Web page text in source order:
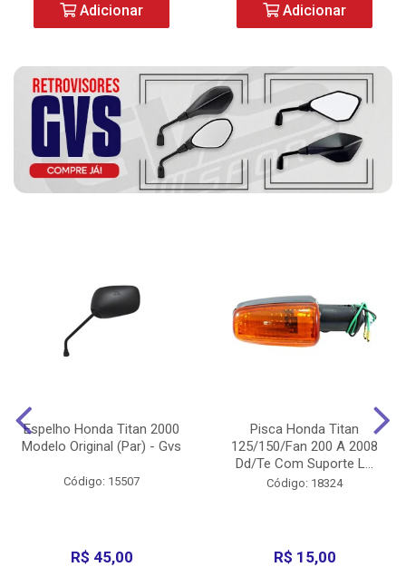
Adicionar Adicionar
Espelho Honda Titan 2000
Modelo Original (Par) - Gvs
Código: 15507
R$ 45,00
Pisca Honda Titan
125/150/Fan 200 A 2008
Dd/Te Com Suporte L...
Código: 18324
R$ 15,00